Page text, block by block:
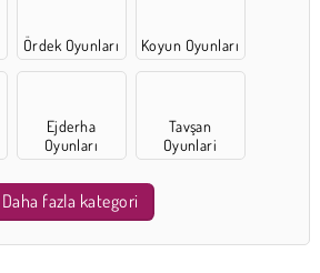
Ördek Oyunları Koyun Oyunları
Ejderha
Oyunları
Tavşan
Oyunlari
Daha fazla kategori